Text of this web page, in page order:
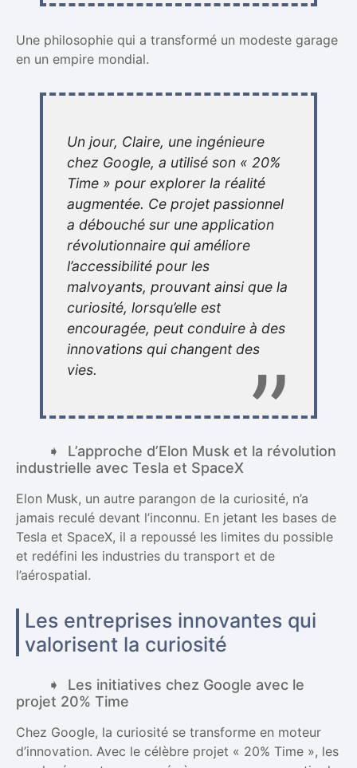
Une philosophie qui a transformé un modeste garage
en un empire mondial.
Un jour, Claire, une ingénieure
chez Google, a utilisé son « 20%
Time » pour explorer la réalité
augmentée. Ce projet passionnel
a débouché sur une application
révolutionnaire qui améliore
l’accessibilité pour les
malvoyants, prouvant ainsi que la
curiosité, lorsqu’elle est
encouragée, peut conduire à des
innovations qui changent des
vies.
L’approche d’Elon Musk et la révolution
industrielle avec Tesla et SpaceX
Elon Musk, un autre parangon de la curiosité, n’a
jamais reculé devant l’inconnu. En jetant les bases de
Tesla et SpaceX, il a repoussé les limites du possible
et redéfini les industries du transport et de
l’aérospatial.
Les entreprises innovantes qui
valorisent la curiosité
Les initiatives chez Google avec le
projet 20% Time
Chez Google, la curiosité se transforme en moteur
d’innovation. Avec le célèbre projet « 20% Time », les